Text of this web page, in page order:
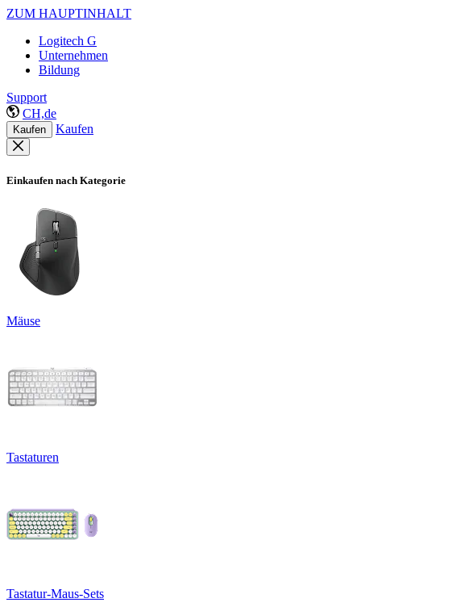
ZUM HAUPTINHALT
Logitech G
Unternehmen
Bildung
Support
CH,de
Kaufen Kaufen
Einkaufen nach Kategorie
Mäuse
Tastaturen
Tastatur-Maus-Sets